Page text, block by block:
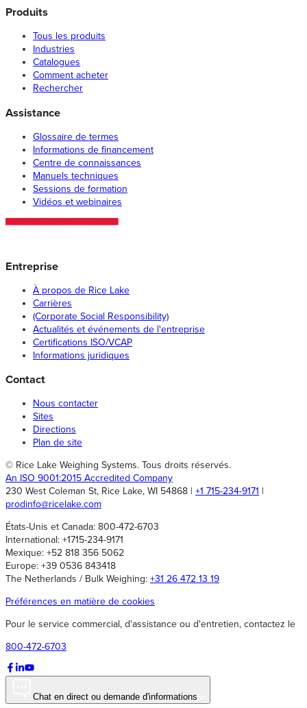
Produits
Tous les produits
Industries
Catalogues
Comment acheter
Rechercher
Assistance
Glossaire de termes
Informations de financement
Centre de connaissances
Manuels techniques
Sessions de formation
Vidéos et webinaires
Entreprise
À propos de Rice Lake
Carrières
(Corporate Social Responsibility)
Actualités et événements de l'entreprise
Certifications ISO/VCAP
Informations juridiques
Contact
Nous contacter
Sites
Directions
Plan de site
© Rice Lake Weighing Systems. Tous droits réservés.
An ISO 9001:2015 Accredited Company
230 West Coleman St, Rice Lake, WI 54868 | +1 715-234-9171 |
prodinfo@ricelake.com
États-Unis et Canada: 800-472-6703
International: +1715-234-9171
Mexique: +52 818 356 5062
Europe: +39 0536 843418
The Netherlands / Bulk Weighing: +31 26 472 13 19
Préférences en matière de cookies
Pour le service commercial, d'assistance ou d'entretien, contactez le
800-472-6703
Chat en direct ou demande d'informations